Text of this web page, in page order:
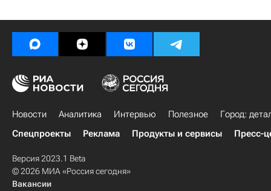
Новости Аналитика Интервью Полезное
Город:
Спецпроекты
Реклама Продукты и сервисы Пресс-
Версия 2023.1 Beta
© 2026 МИА «Россия сегодня»
Вакансии